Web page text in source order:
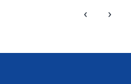
‹ ›